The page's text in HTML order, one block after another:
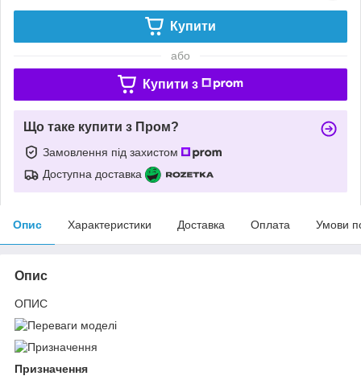
Купити
або
Купити з
Що таке купити з Пром?
Замовлення під захистом
Доступна доставка
Опис Характеристики Доставка Оплата Умови
Опис
ОПИС
Призначення